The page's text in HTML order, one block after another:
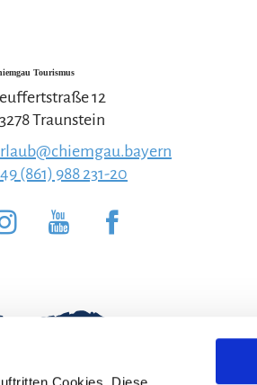
Tourismus
12
Traunstein
(861) 988 231-20